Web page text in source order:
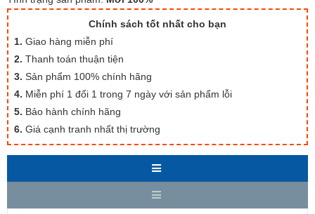
Chính sách tốt nhất cho bạn
1. Giao hàng miễn phí
2. Thanh toán thuận tiện
3. Sản phẩm 100% chính hãng
4. Miễn phí 1 đổi 1 trong 7 ngày với sản phẩm lỗi
5. Bảo hành chính hãng
6. Giá cạnh tranh nhất thị trường